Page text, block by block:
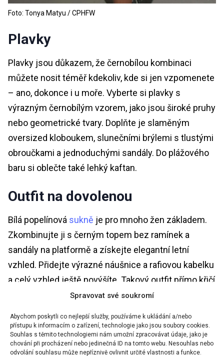
Spravovat své soukromí
Abychom poskytli co nejlepší služby, používáme k ukládání a/nebo
přístupu k informacím o zařízení, technologie jako jsou soubory cookies.
Souhlas s těmito technologiemi nám umožní zpracovávat údaje, jako je
chování při procházení nebo jedinečná ID na tomto webu. Nesouhlas nebo
odvolání souhlasu může nepříznivě ovlivnit určité vlastnosti a funkce.
Foto: Tonya Matyu / CPHFW
Plavky
Plavky jsou důkazem, že černobílou kombinaci
můžete nosit téměř kdekoliv, kde si jen vzpomenete
– ano, dokonce i u moře. Vyberte si plavky s
výrazným černobílým vzorem, jako jsou široké pruhy
nebo geometrické tvary. Doplňte je slaměným
oversized kloboukem, slunečními brýlemi s tlustými
obroučkami a jednoduchými sandály. Do plážového
baru si oblečte také lehký kaftan.
Outfit na dovolenou
Bílá popelínová sukně je pro mnoho žen základem.
Zkombinujte ji s černým topem bez ramínek a
sandály na platformě a získejte elegantní letní
vzhled. Přidejte výrazné náušnice a rafiovou kabelku
a celý vzhled ještě povýšíte. Takový outfit přímo křičí
„dovolená“, a navíc s dávkou francouzského šarmu.
PŘEČTĚTE SI TAKÉ:UDĚLEJTE Z ČERNÉ SUKNĚ
TAJNOU ZBRAŇ SVÉHO ŠATNÍKU PRO KAŽDOU
PŘÍLEŽITOST